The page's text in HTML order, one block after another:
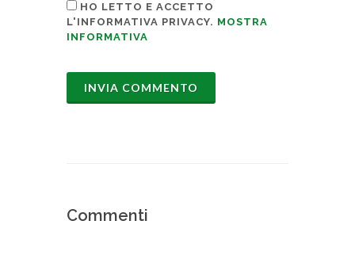
HO LETTO E ACCETTO
L'INFORMATIVA PRIVACY. MOSTRA
INFORMATIVA
Commenti